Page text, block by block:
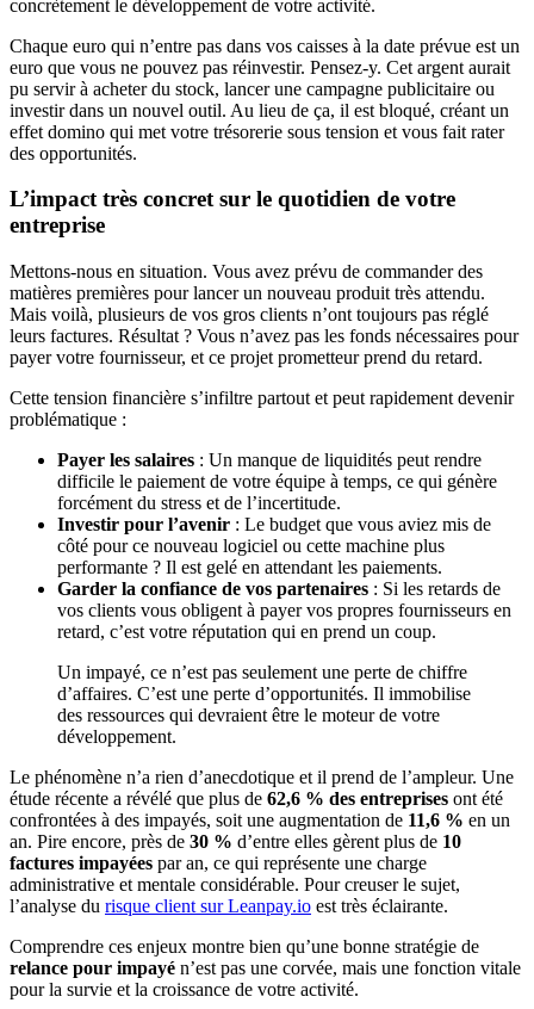
concrètement le développement de votre activité.
Chaque euro qui n’entre pas dans vos caisses à la date prévue est un
euro que vous ne pouvez pas réinvestir. Pensez-y. Cet argent aurait
pu servir à acheter du stock, lancer une campagne publicitaire ou
investir dans un nouvel outil. Au lieu de ça, il est bloqué, créant un
effet domino qui met votre trésorerie sous tension et vous fait rater
des opportunités.
L’impact très concret sur le quotidien de votre
entreprise
Mettons-nous en situation. Vous avez prévu de commander des
matières premières pour lancer un nouveau produit très attendu.
Mais voilà, plusieurs de vos gros clients n’ont toujours pas réglé
leurs factures. Résultat ? Vous n’avez pas les fonds nécessaires pour
payer votre fournisseur, et ce projet prometteur prend du retard.
Cette tension financière s’infiltre partout et peut rapidement devenir
problématique :
Payer les salaires : Un manque de liquidités peut rendre
difficile le paiement de votre équipe à temps, ce qui génère
forcément du stress et de l’incertitude.
Investir pour l’avenir : Le budget que vous aviez mis de
côté pour ce nouveau logiciel ou cette machine plus
performante ? Il est gelé en attendant les paiements.
Garder la confiance de vos partenaires : Si les retards de
vos clients vous obligent à payer vos propres fournisseurs en
retard, c’est votre réputation qui en prend un coup.
Un impayé, ce n’est pas seulement une perte de chiffre
d’affaires. C’est une perte d’opportunités. Il immobilise
des ressources qui devraient être le moteur de votre
développement.
Le phénomène n’a rien d’anecdotique et il prend de l’ampleur. Une
étude récente a révélé que plus de 62,6 % des entreprises ont été
confrontées à des impayés, soit une augmentation de 11,6 % en un
an. Pire encore, près de 30 % d’entre elles gèrent plus de 10
factures impayées par an, ce qui représente une charge
administrative et mentale considérable. Pour creuser le sujet,
l’analyse du risque client sur Leanpay.io est très éclairante.
Comprendre ces enjeux montre bien qu’une bonne stratégie de
relance pour impayé n’est pas une corvée, mais une fonction vitale
pour la survie et la croissance de votre activité.